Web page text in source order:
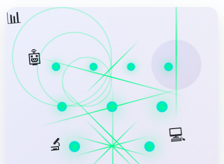
🤖
💻
🔬
📊